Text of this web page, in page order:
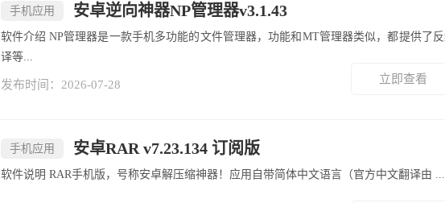
手机应用 安卓逆向神器NP管理器v3.1.43
软件介绍 NP管理器是一款手机多功能的文件管理器，功能和MT管理器类似，都提供了反编
译等...
发布时间：2026-07-28 立即查看
手机应用 安卓RAR v7.23.134 订阅版
软件说明 RAR手机版，号称安卓解压缩神器！应用自带简体中文语言（官方中文翻译由 ...